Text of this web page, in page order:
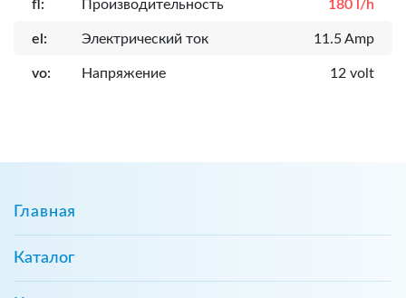
fl: Производительность 180 l/h
el: Электрический ток 11.5 Amp
vo: Напряжение 12 volt
Главная
Каталог